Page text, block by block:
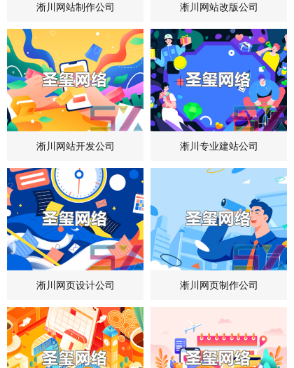
淅川网站制作公司 淅川网站改版公司
淅川网站开发公司 淅川专业建站公司
淅川网页设计公司 淅川网页制作公司